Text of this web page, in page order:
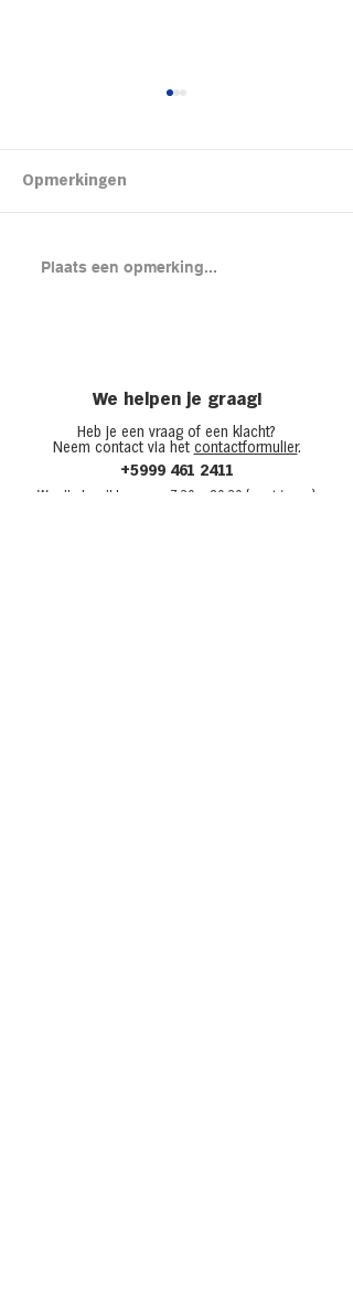
Kipsalon
Opmerkingen
Plaats een opmerking...
We helpen je graag!
Heb je een vraag of een klacht?
Neem contact via het contactformulier.
+5999 461 2411
We zijn bere ikbaar van 7:30 – 20:30 (ma t/m zo)